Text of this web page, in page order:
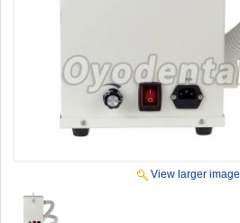
View larger image